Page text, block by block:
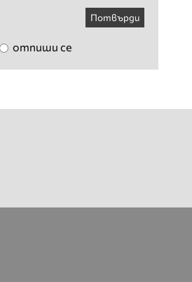
Потвърди
отпиши се